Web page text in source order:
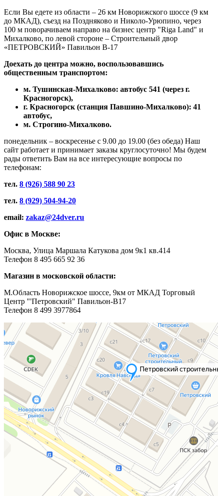
Если Вы едете из области – 26 км Новорижского шоссе (9 км
до МКАД), съезд на Поздняково и Николо-Урюпино, через
100 м поворачиваем направо на бизнес центр "Riga Land" и
Михалково, по левой стороне – Строительный двор
«ПЕТРОВСКИЙ» Павильон В-17
Доехать до центра можно, воспользовавшись
общественным транспортом:
м. Тушинская-Михалково: автобус 541 (через г.
Красногорск),
г. Красногорск (станция Павшино-Михалково): 41
автобус,
м. Строгино-Михалково.
понедельник – воскресенье с 9.00 до 19.00 (без обеда) Наш
сайт работает и принимает заказы круглосуточно! Мы будем
рады ответить Вам на все интересующие вопросы по
телефонам:
тел. 8 (926) 588 90 23
тел. 8 (929) 504-94-20
email: zakaz@24dver.ru
Офис в Москве:
Москва, Улица Маршала Катукова дом 9к1 кв.414
Телефон 8 495 665 92 36
Магазин в московской области:
М.Область Новорижское шоссе, 9км от МКАД Торговый
Центр "'Петровский" Павильон-В17
Телефон 8 499 3977864